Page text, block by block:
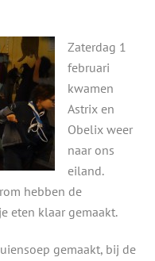
Zaterdag 1
februari
kwamen
Astrix en
Obelix weer
naar ons
eiland.
hebben de
eten klaar gemaakt.
gemaakt, bij de